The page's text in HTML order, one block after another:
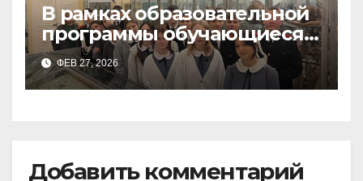
В рамках образовательной
программы обучающиеся
9а,8,9б классов посетили
зоологический музей и
ФЕВ 27, 2026
Добавить комментарий